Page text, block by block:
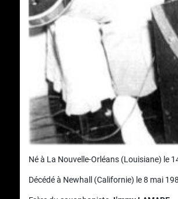
Né à La Nouvelle-Orléans (Louisiane) le
Décédé à Newhall (Californie) le 8 mai